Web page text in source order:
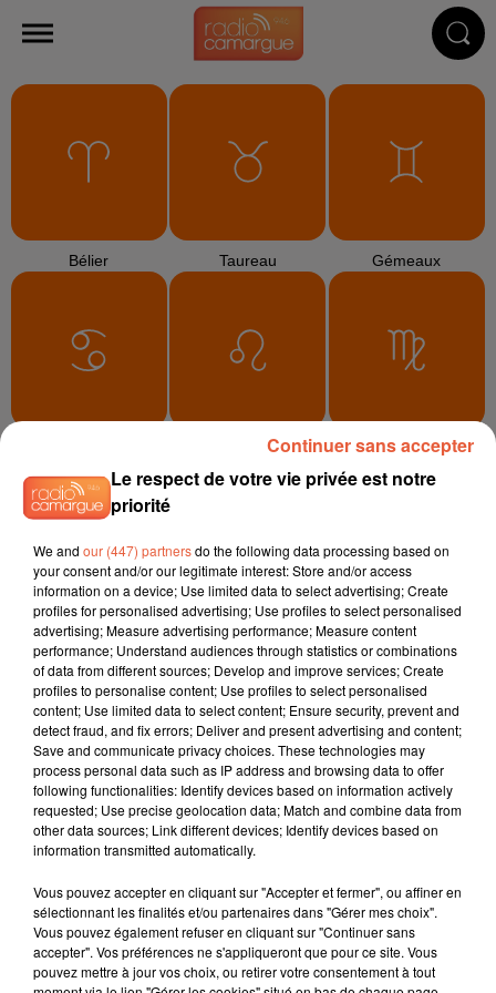
Bélier Taureau Gémeaux
Vierge
Balance Scorpion Sagittaire
Capricorne Verseau Poissons
TITRES DIFFUSÉS
PAPI SANCHEZ
Enamorame
NAIKA
One Track Mind
STARDUST
Music Sounds Better
Le respect de votre vie privée est notre
priorité
We and our (447) partnersdo the following data processing based on
your consent and/or our legitimate interest: Store and/or access
information on a device; Use limited data to select advertising; Create
profiles for personalised advertising; Use profiles to select personalised
advertising; Measure advertising performance; Measure content
performance; Understand audiences through statistics or combinations
of data from different sources; Develop and improve services; Create
profiles to personalise content; Use profiles to select personalised
content; Use limited data to select content; Ensure security, prevent and
detect fraud, and fix errors; Deliver and present advertising and content;
Save and communicate privacy choices. These technologies may
process personal data such as IP address and browsing data to offer
following functionalities: Identify devices based on information actively
requested; Use precise geolocation data; Match and combine data from
other data sources; Link different devices; Identify devices based on
information transmitted automatically.
Vous pouvez accepter en cliquant sur "Accepter et fermer", ou affiner en
sélectionnant les finalités et/ou partenaires dans "Gérer mes choix".
Vous pouvez également refuser en cliquant sur "Continuer sans
accepter". Vos préférences ne s'appliqueront que pour ce site. Vous
pouvez mettre à jour vos choix, ou retirer votre consentement à tout
Continuer sans accepter